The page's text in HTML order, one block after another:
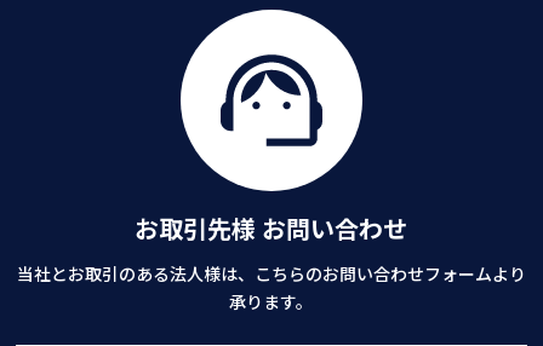
お取引先様 お問い合わせ
当社とお取引のある法人様は、こちらのお問い合わせフォームより
承ります。